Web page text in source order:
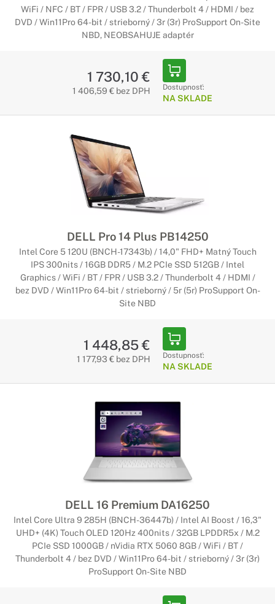
WiFi / NFC / BT / FPR / USB 3.2 / Thunderbolt 4 / HDMI / bez
DVD / Win11Pro 64-bit / strieborný / 3r (3r) ProSupport On-Site
NBD, NEOBSAHUJE adaptér
1 730,10 €
1 406,59 € bez DPH Dostupnosť:
NA SKLADE
DELL Pro 14 Plus PB14250
Intel Core 5 120U (BNCH-17343b) / 14,0" FHD+ Matný Touch
IPS 300nits / 16GB DDR5 / M.2 PCIe SSD 512GB / Intel
Graphics / WiFi / BT / FPR / USB 3.2 / Thunderbolt 4 / HDMI /
bez DVD / Win11Pro 64-bit / strieborný / 5r (5r) ProSupport On-
Site NBD
1 448,85 €
1 177,93 € bez DPH Dostupnosť:
NA SKLADE
DELL 16 Premium DA16250
Intel Core Ultra 9 285H (BNCH-36447b) / Intel AI Boost / 16,3"
UHD+ (4K) Touch OLED 120Hz 400nits / 32GB LPDDR5x / M.2
PCIe SSD 1000GB / nVidia RTX 5060 8GB / WiFi / BT /
Thunderbolt 4 / bez DVD / Win11Pro 64-bit / strieborný / 3r (3r)
ProSupport On-Site NBD